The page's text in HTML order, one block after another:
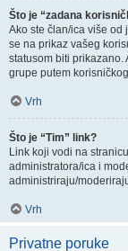
Što je “zadana
Ako ste član/ica više od
se na prikaz vašeg
statusom biti prikazano.
grupe putem
Vrh
Što je “Tim” link?
Link koji vodi na
administratora/ica i
administriraju/
Vrh
Privatne poruke